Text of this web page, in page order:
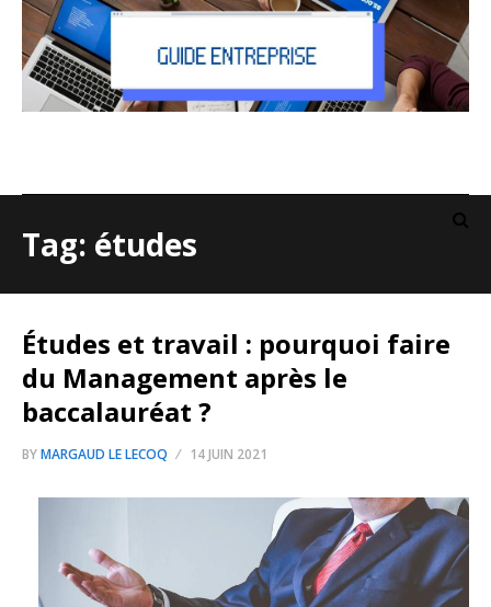
Tag: études
Études et travail : pourquoi faire
du Management après le
baccalauréat ?
BYMARGAUD LE LECOQ 14 JUIN 2021